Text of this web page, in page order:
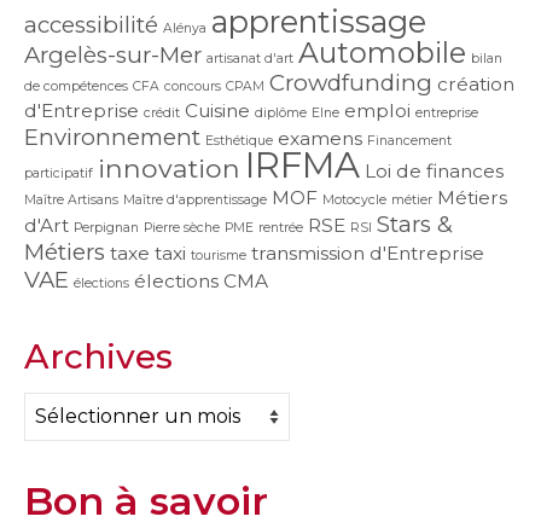
accessibilité Alénya apprentissage
Argelès-sur-Mer artisanat d'art Automobile bilan
de compétences CFA concours CPAM Crowdfunding création
d'Entreprise crédit Cuisine diplôme Elne emploi entreprise
Environnement Esthétique examens Financement
participatif innovation IRFMA Loi de finances
Maître Artisans Maître d'apprentissage MOF Motocycle métier Métiers
d'Art Perpignan Pierre sèche PME rentrée RSE RSI Stars &
Métiers taxe taxi tourisme transmission d'Entreprise
VAE élections élections CMA
Archives
Archives
Bon à savoir